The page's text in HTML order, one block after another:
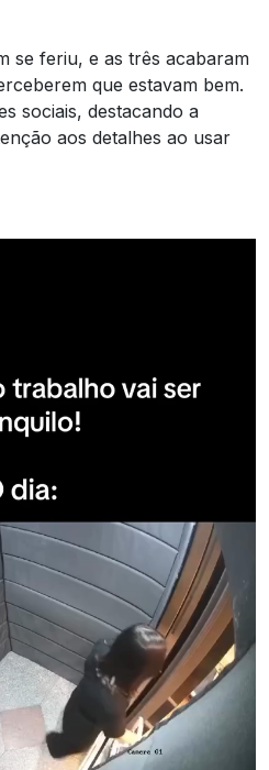
se feriu, e as três acabaram
que estavam bem.
sociais, destacando a
aos detalhes ao usar